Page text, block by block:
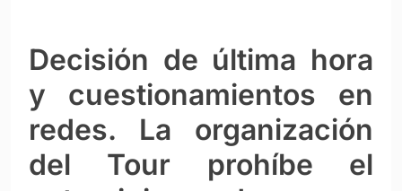
Decisión de última hora
y cuestionamientos en
redes. La organización
del Tour prohíbe el